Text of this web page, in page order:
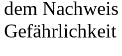
dem
Gefährlichkeit